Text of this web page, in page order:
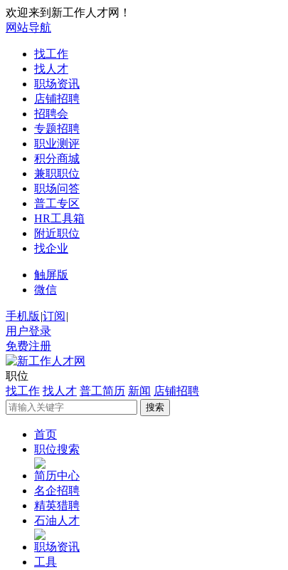
欢迎来到新工作人才网！
网站导航
找工作
找人才
职场资讯
店铺招聘
招聘会
专题招聘
职业测评
积分商城
兼职职位
职场问答
普工专区
HR工具箱
附近职位
找企业
触屏版
微信
手机版 |订阅 |
用户登录
免费注册
职位
找工作 找人才 普工简历 新闻 店铺招聘
首页
职位搜索
简历中心
名企招聘
精英猎聘
石油人才
职场资讯
工具